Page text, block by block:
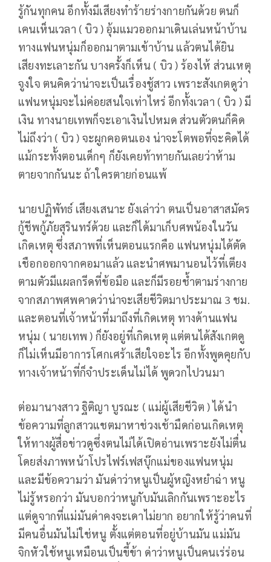
รู้กันทุกคน อีกทั้งมีเสียงทำร้ายร่างกายกันด้วย ตนก็
เคนเห็นเวลา ( บิว ) อุ้มแมวออกมาเดินเล่นหน้าบ้าน
ทางแฟนหนุ่มก็ออกมาตามเข้าบ้าน แล้วตนได้ยิน
เสียงทะเลาะกัน บางครั้งก็เห็น ( บิว ) ร้องไห้ ส่วนเหตุ
จูงใจ ตนคิดว่าน่าจะเป็นเรื่องชู้สาว เพราะสังเกตดูว่า
แฟนหนุ่มจะไม่ค่อยสนใจเท่าไหร่ อีกทั้งเวลา ( บิว ) มี
เงิน ทางนายเทพก็จะเอาเงินไปหมด ส่วนตัวตนก็คิด
ไม่ถึงว่า ( บิว ) จะผูกคอตนเอง น่าจะโตพอที่จะคิดได้
แม้กระทั้งตอนเด็กๆ ก็ยังเคยท้าทายกันเลยว่าห้าม
ตายจากกันนะ ถ้าใครตายก่อนแพ้
นายปฏิพัทธ์ เสียงเสนาะ ยังเล่าว่า ตนเป็นอาสาสมัคร
กู้ชีพกู้ภัยสุรินทร์ด้วย และก็ได้มาเก็บศพน้องในวัน
เกิดเหตุ ซึ่งสภาพที่เห็นตอนแรกคือ แฟนหนุ่มได้ตัด
เชือกออกจากคอมาแล้ว และนำศพมานอนไว้ที่เตียง
ตามตัวมีแผลกรีดที่ข้อมือ และก็มีรอยช้ำตามร่างกาย
จากสภาพศพคาดว่าน่าจะเสียชีวิตมาประมาณ 3 ชม.
และตอนที่เจ้าหน้าที่มาถึงที่เกิดเหตุ ทางด้านแฟน
หนุ่ม ( นายเทพ ) ก็ยังอยู่ที่เกิดเหตุ แต่ตนได้สังเกตดู
ก็ไม่เห็นมีอาการโศกเศร้าเสียใจอะไร อีกทั้งพูดคุยกับ
ทางเจ้าหน้าที่ก็จำประเด็นไม่ได้ พูดวกไปวนมา
ต่อมานางสาว ฐิติญา บูรณะ ( แม่ผู้เสียชีวิต ) ได้นำ
ข้อความที่ลูกสาวแชตมาหาช่วงเช้ามืดก่อนเกิดเหตุ
ให้ทางผู้สื่อข่าวดูซึ่งตนไม่ได้เปิดอ่านเพราะยังไม่ตื่น
โดยส่งภาพหน้าโปรไฟร์เฟสบุ๊กแม่ของแฟนหนุ่ม
และมีข้อความว่า มันด่าว่าหนูเป็นผู้หญิงหยำฉ่า หนู
ไม่รู้หรอกว่า มันบอกว่าหนูกับมันเลิกกันเพราะอะไร
แต่ดูจากที่แม่มันด่าคงจะเดาไม่ยาก อยากให้รู้ว่าคนที่
มีคนอื่นมันไม่ใช่หนู ตั้งแต่ตอนที่อยู่บ้านมัน แม่มัน
จิกหัวใช้หนูเหมือนเป็นขี้ข้า ด่าว่าหนูเป็นคนเร่ร่อน